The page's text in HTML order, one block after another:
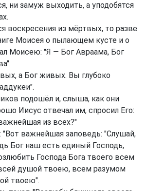
ни замуж выходить, а уподобятся
воскресения из мёртвых, то разве
Моисея о пылающем кусте и о
Моисею: "Я — Бог Авраама, Бог
а Бог живых. Вы глубоко
подошёл и, слыша, как они
Иисус отвечал им, спросил Его:
из всех?"
"Вот важнейшая заповедь: "Слушай,
Бог наш есть единый Господь,
Господа Бога твоего всем
душой твоею, всем разумом
твоею".